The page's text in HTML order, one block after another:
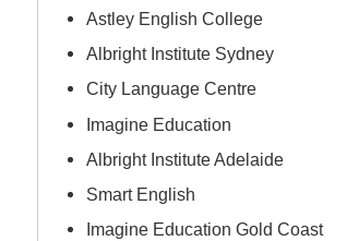
Astley English College
Albright Institute Sydney
City Language Centre
Imagine Education
Albright Institute Adelaide
Smart English
Imagine Education Gold Coast